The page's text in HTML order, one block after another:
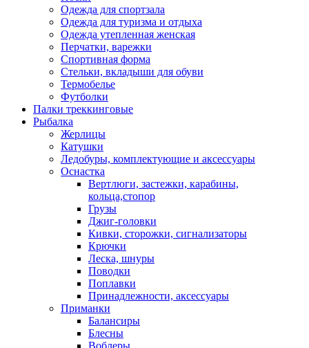
Одежда для спортзала
Одежда для туризма и отдыха
Одежда утепленная женская
Перчатки, варежки
Спортивная форма
Стельки, вкладыши для обуви
Термобелье
Футболки
Палки треккинговые
Рыбалка
Жерлицы
Катушки
Ледобуры, комплектующие и аксессуары
Оснастка
Вертлюги, застежки, карабины,
кольца,стопор
Грузы
Джиг-головки
Кивки, сторожки, сигнализаторы
Крючки
Леска, шнуры
Поводки
Поплавки
Принадлежности, аксессуары
Приманки
Балансиры
Блесны
Воблеры